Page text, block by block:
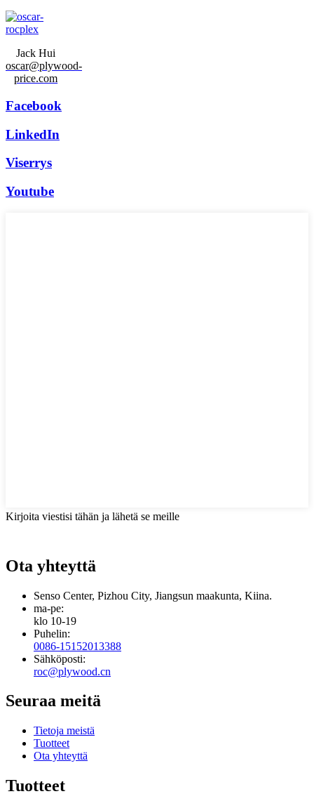
Jack Hui
oscar@plywood-
price.com
Facebook
LinkedIn
Viserrys
Youtube
Kirjoita viestisi tähän ja lähetä se meille
Ota yhteyttä
Senso Center, Pizhou City, Jiangsun maakunta, Kiina.
ma-pe:
klo 10-19
Puhelin:
0086-15152013388
Sähköposti:
roc@plywood.cn
Seuraa meitä
Tietoja meistä
Tuotteet
Ota yhteyttä
Tuotteet